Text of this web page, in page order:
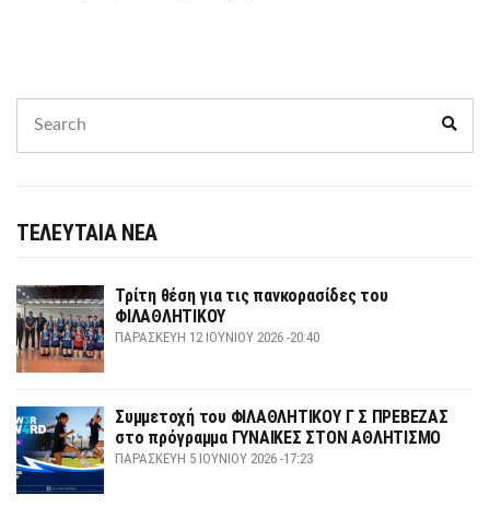
for:
ΤΕΛΕΥΤΑΙΑ ΝΕΑ
Τρίτη θέση για τις πανκορασίδες του
ΦΙΛΑΘΛΗΤΙΚΟΥ
ΠΑΡΑΣΚΕΥΉ 12 ΙΟΥΝΊΟΥ 2026 -20:40
Συμμετοχή του ΦΙΛΑΘΛΗΤΙΚΟΥ Γ Σ ΠΡΕΒΕΖΑΣ
στο πρόγραμμα ΓΥΝΑΙΚΕΣ ΣΤΟΝ ΑΘΛΗΤΙΣΜΟ
ΠΑΡΑΣΚΕΥΉ 5 ΙΟΥΝΊΟΥ 2026 -17:23